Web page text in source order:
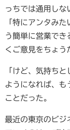
っちでは通用しな
「特にアンタみ
う簡単に営業でき
くご意見をちょう
「けど、気持ち
ようになれば、も
ことだった。
最近の東京のビジ